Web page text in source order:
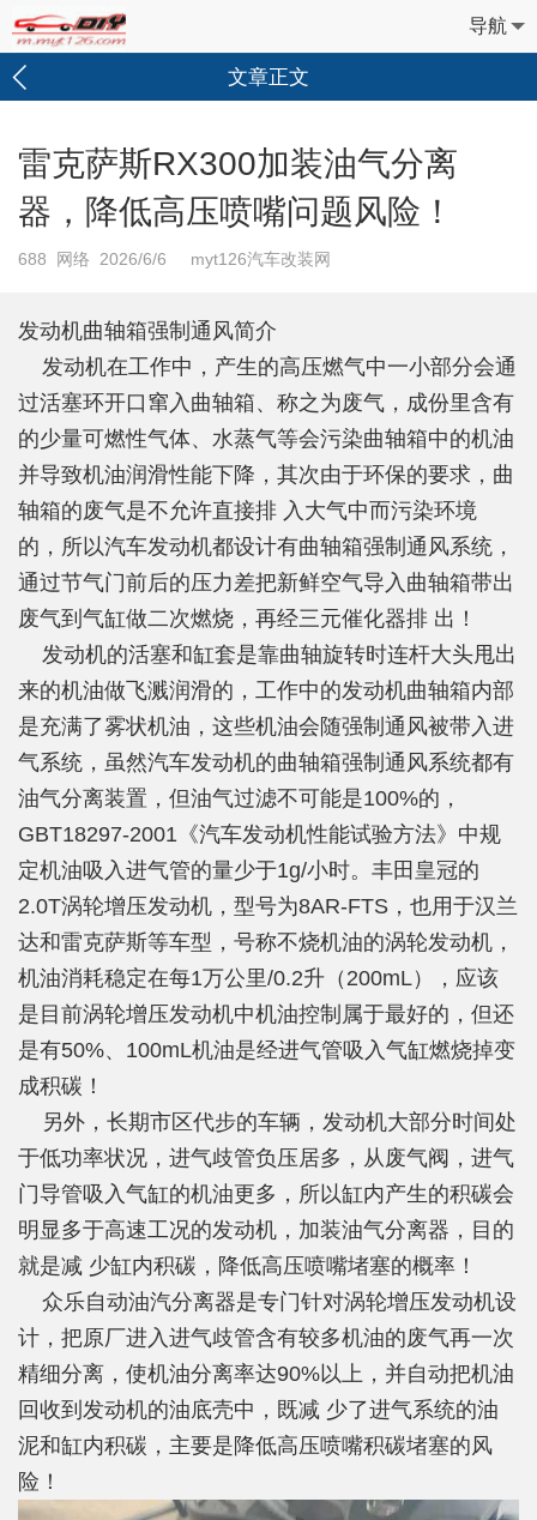
导航
文章正文
雷克萨斯RX300加装油气分离
器，降低高压喷嘴问题风险！
688 网络 2026/6/6 myt126汽车改装网
发动机曲轴箱强制通风简介
发动机在工作中，产生的高压燃气中一小部分会通
过活塞环开口窜入曲轴箱、称之为废气，成份里含有
的少量可燃性气体、水蒸气等会污染曲轴箱中的机油
并导致机油润滑性能下降，其次由于环保的要求，曲
轴箱的废气是不允许直接排 入大气中而污染环境
的，所以汽车发动机都设计有曲轴箱强制通风系统，
通过节气门前后的压力差把新鲜空气导入曲轴箱带出
废气到气缸做二次燃烧，再经三元催化器排 出！
发动机的活塞和缸套是靠曲轴旋转时连杆大头甩出
来的机油做飞溅润滑的，工作中的发动机曲轴箱内部
是充满了雾状机油，这些机油会随强制通风被带入进
气系统，虽然汽车发动机的曲轴箱强制通风系统都有
油气分离装置，但油气过滤不可能是100%的，
GBT18297-2001《汽车发动机性能试验方法》中规
定机油吸入进气管的量少于1g/小时。丰田皇冠的
2.0T涡轮增压发动机，型号为8AR-FTS，也用于汉兰
达和雷克萨斯等车型，号称不烧机油的涡轮发动机，
机油消耗稳定在每1万公里/0.2升（200mL），应该
是目前涡轮增压发动机中机油控制属于最好的，但还
是有50%、100mL机油是经进气管吸入气缸燃烧掉变
成积碳！
另外，长期市区代步的车辆，发动机大部分时间处
于低功率状况，进气歧管负压居多，从废气阀，进气
门导管吸入气缸的机油更多，所以缸内产生的积碳会
明显多于高速工况的发动机，加装油气分离器，目的
就是减 少缸内积碳，降低高压喷嘴堵塞的概率！
众乐自动油汽分离器是专门针对涡轮增压发动机设
计，把原厂进入进气歧管含有较多机油的废气再一次
精细分离，使机油分离率达90%以上，并自动把机油
回收到发动机的油底壳中，既减 少了进气系统的油
泥和缸内积碳，主要是降低高压喷嘴积碳堵塞的风
险！